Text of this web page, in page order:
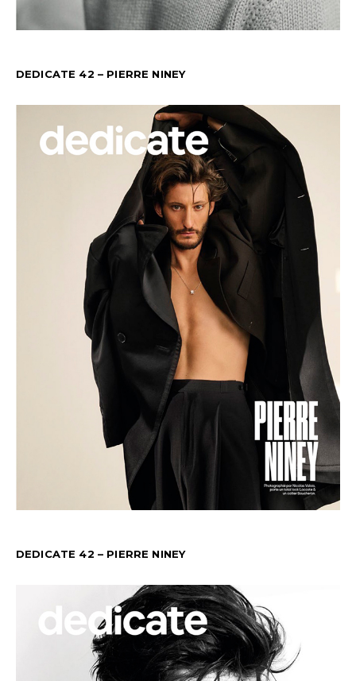
DEDICATE 42 – PIERRE NINEY
DEDICATE 42 – PIERRE NINEY